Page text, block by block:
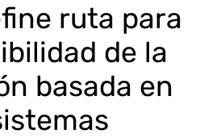
ruta para
de la
basada en